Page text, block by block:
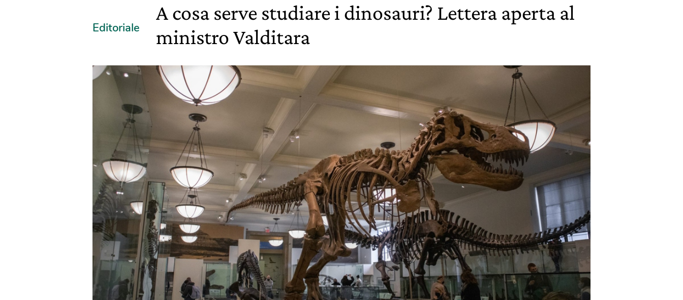
Editoriale
A cosa serve studiare i dinosauri? Lettera aperta al
ministro Valditara